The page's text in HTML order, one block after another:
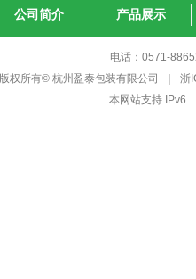
公司简介 产品展示
电话：0571-
版权所有© 杭州盈泰包装有限公司 ｜浙
本网站支持 IPv6